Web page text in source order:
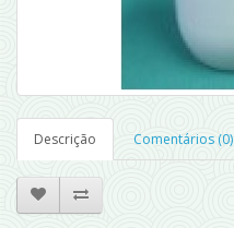
Descrição Comentários (0)